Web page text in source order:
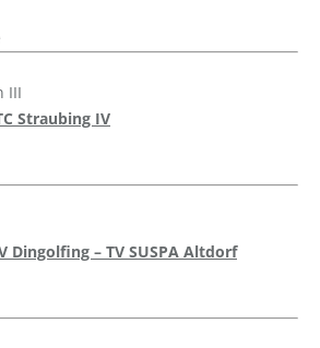
III
Straubing IV
Dingolfing – TV SUSPA Altdorf